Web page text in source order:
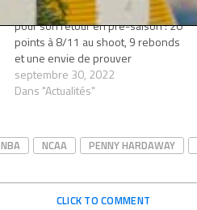
James Wiseman envoie du sale
pour son retour en pré-saison : 20
points à 8/11 au shoot, 9 rebonds
et une envie de prouver
septembre 30, 2022
Dans "Actualités"
NBA NCAA PENNY HARDAWAY
CLICK TO COMMENT